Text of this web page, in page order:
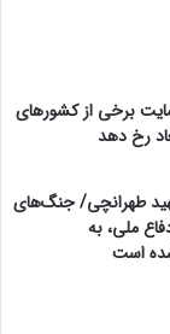
برخی از کشورهای
رخ دهد
طهرانچی/ جنگ‌های
ملی، به
است